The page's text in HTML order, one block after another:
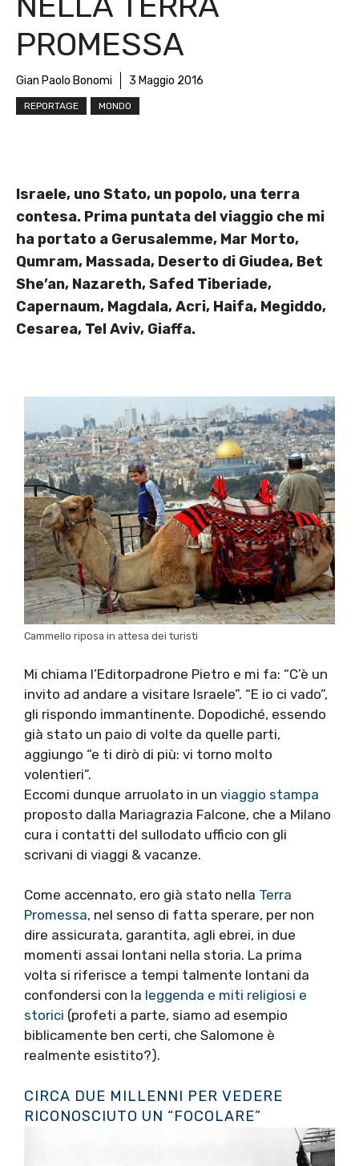
PROMESSA
Gian Paolo Bonomi 3 Maggio 2016
REPORTAGE MONDO
Israele, uno Stato, un popolo, una terra
contesa. Prima puntata del viaggio che mi
ha portato a Gerusalemme, Mar Morto,
Qumram, Massada, Deserto di Giudea, Bet
She’an, Nazareth, Safed Tiberiade,
Capernaum, Magdala, Acri, Haifa, Megiddo,
Cesarea, Tel Aviv, Giaffa.
Cammello riposa in attesa dei turisti
Mi chiama l’Editorpadrone Pietro e mi fa: “C’è un
invito ad andare a visitare Israele”. “E io ci vado”,
gli rispondo immantinente. Dopodiché, essendo
già stato un paio di volte da quelle parti,
aggiungo “e ti dirò di più: vi torno molto
volentieri”.
Eccomi dunque arruolato in un viaggio stampa
proposto dalla Mariagrazia Falcone, che a Milano
cura i contatti del sullodato ufficio con gli
scrivani di viaggi & vacanze.
Come accennato, ero già stato nella Terra
Promessa, nel senso di fatta sperare, per non
dire assicurata, garantita, agli ebrei, in due
momenti assai lontani nella storia. La prima
volta si riferisce a tempi talmente lontani da
confondersi con la leggenda e miti religiosi e
storici (profeti a parte, siamo ad esempio
biblicamente ben certi, che Salomone è
realmente esistito?).
CIRCA DUE MILLENNI PER VEDERE
RICONOSCIUTO UN “FOCOLARE”